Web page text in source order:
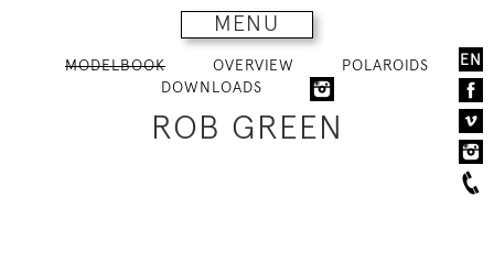
MENU
EN
MODELBOOK OVERVIEW
POLAROIDS
DOWNLOADS
ROB GREEN